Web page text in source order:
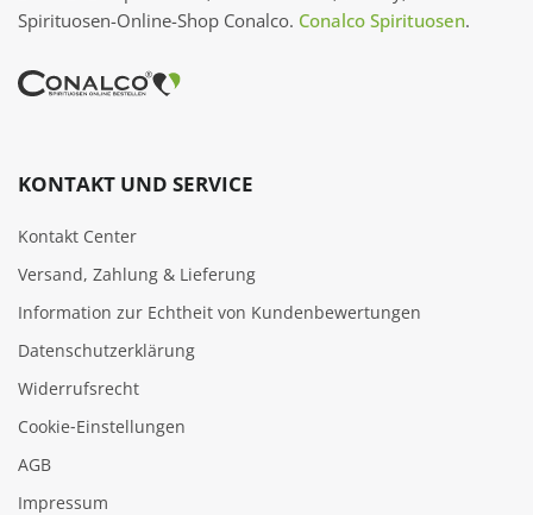
Spirituosen-Online-Shop Conalco. Conalco Spirituosen.
KONTAKT UND SERVICE
Kontakt Center
Versand, Zahlung & Lieferung
Information zur Echtheit von Kundenbewertungen
Datenschutzerklärung
Widerrufsrecht
Cookie‑Einstellungen
AGB
Impressum